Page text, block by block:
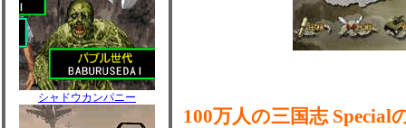
シャドウカンパニー
100万人の三国志 Special